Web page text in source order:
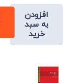
اصلی:
424,800 تومان
قیمت
فعلی:
265,000 تومان.
افزودن
به سبد
خرید